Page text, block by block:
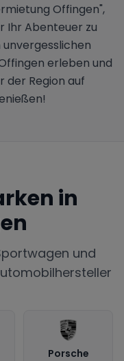
Offingen",
Ihr Abenteuer zu
unvergesslichen
erleben und
der Region auf
in
und
Porsche